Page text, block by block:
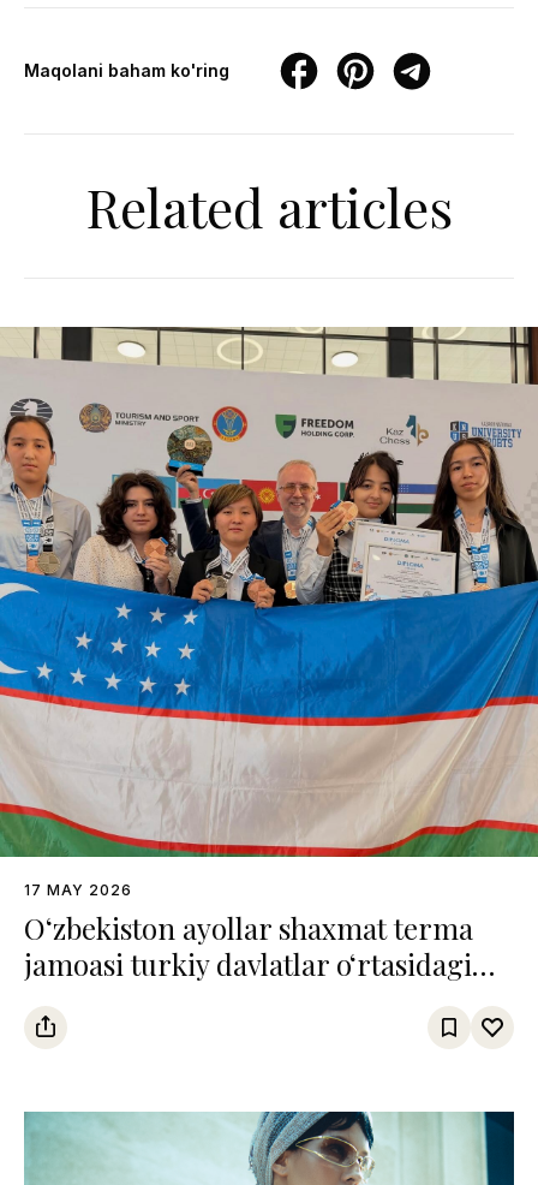
Maqolani baham ko'ring
Related articles
17 MAY 2026
O‘zbekiston ayollar shaxmat terma
jamoasi turkiy davlatlar o‘rtasidagi
chempionatda uchinchi o‘rinni
egalladi